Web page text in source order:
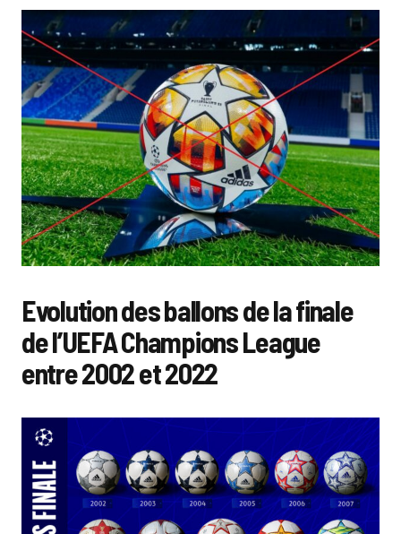
Evolution des ballons de la finale
de l’UEFA Champions League
entre 2002 et 2022